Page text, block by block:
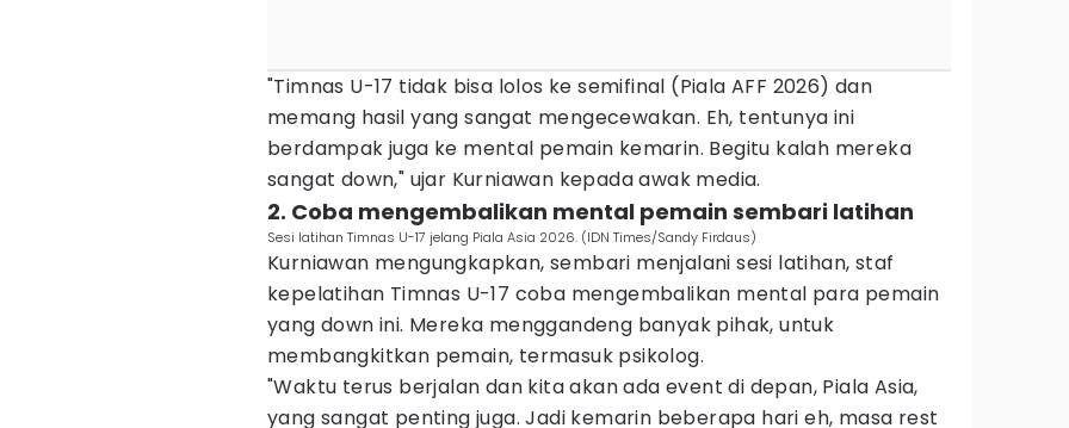
"Timnas U-17 tidak bisa lolos ke semifinal (Piala AFF 2026) dan
memang hasil yang sangat mengecewakan. Eh, tentunya ini
berdampak juga ke mental pemain kemarin. Begitu kalah mereka
sangat down," ujar Kurniawan kepada awak media.
2. Coba mengembalikan mental pemain sembari latihan
Sesi latihan Timnas U-17 jelang Piala Asia 2026. (IDN Times/Sandy Firdaus)
Kurniawan mengungkapkan, sembari menjalani sesi latihan, staf
kepelatihan Timnas U-17 coba mengembalikan mental para pemain
yang down ini. Mereka menggandeng banyak pihak, untuk
membangkitkan pemain, termasuk psikolog.
"Waktu terus berjalan dan kita akan ada event di depan, Piala Asia,
yang sangat penting juga. Jadi kemarin beberapa hari eh, masa rest